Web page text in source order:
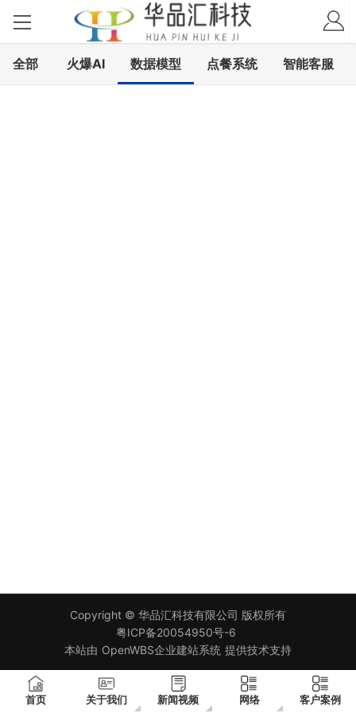
首页 关于我们 新闻视频 网络 客户案例
全部 火爆AI 数据模型 点餐系统 智能客服
Copyright © 华品汇科技有限公司 版权所有
粤ICP备20054950号-6
本站由 OpenWBS企业建站系统 提供技术支持